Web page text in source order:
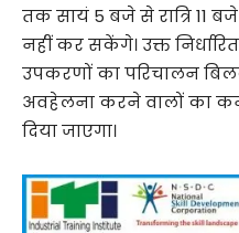
तक सायं 5 बजे से रात्रि 11
नहीं कर सकेंगे। उक्त
उपकरणों का परिचालन
अवहेलना करने वालों का
दिया जाएगा।